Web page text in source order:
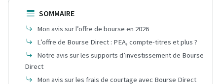
SOMMAIRE
Mon avis sur l’offre de bourse en 2026
L’offre de Bourse Direct : PEA, compte-titres et plus ?
Notre avis sur les supports d’investissement de Bourse
Direct
Mon avis sur les frais de courtage avec Bourse Direct